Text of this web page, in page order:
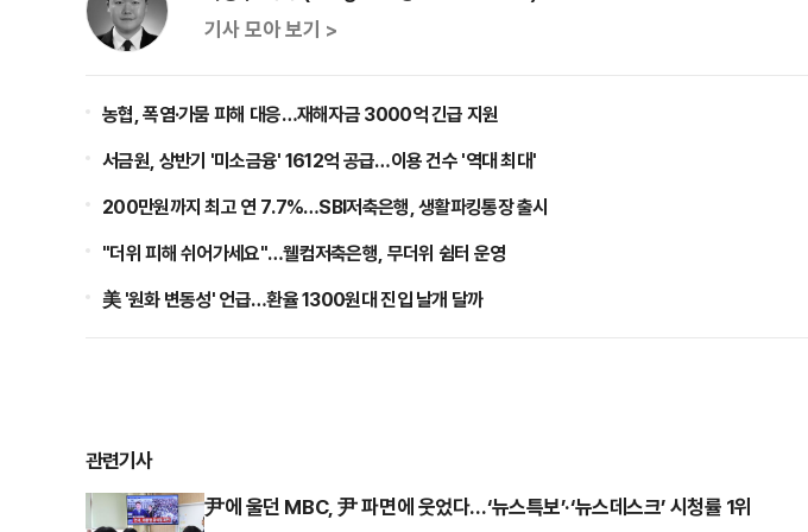
기사 모아 보기 >
농협, 폭염·가뭄 피해 대응…재해자금 3000억 긴급 지원
서금원, 상반기 '미소금융' 1612억 공급…이용 건수 '역대 최대'
200만원까지 최고 연 7.7%…SBI저축은행, 생활파킹통장 출시
"더위 피해 쉬어가세요"…웰컴저축은행, 무더위 쉼터 운영
美 '원화 변동성' 언급…환율 1300원대 진입 날개 달까
관련기사
尹에 울던 MBC, 尹 파면에 웃었다…‘뉴스특보’·‘뉴스데스크’ 시청률 1위